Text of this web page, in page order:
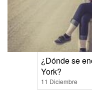
¿Dónde se
York?
11 Diciembre